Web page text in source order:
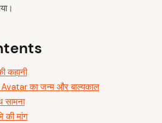
कहानी
का जन्म और बाल्यकाल
सामना
की मांग